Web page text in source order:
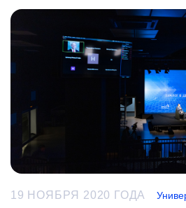
19 НОЯБРЯ 2020 ГОДА